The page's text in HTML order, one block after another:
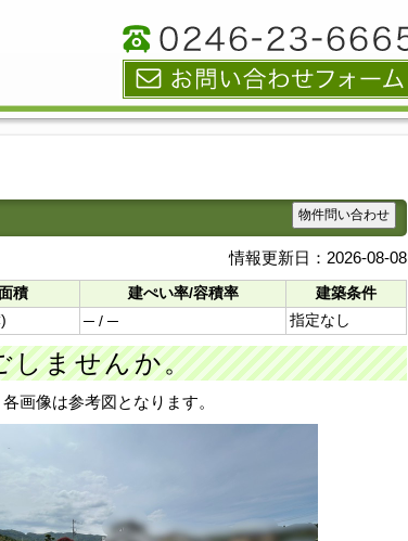
物件問い合わせ
情報更新日：2026-08-08
積 建ぺい率/容積率
建築条件
─ / ─ 指定なし
しませんか。
画像は参考図となります。